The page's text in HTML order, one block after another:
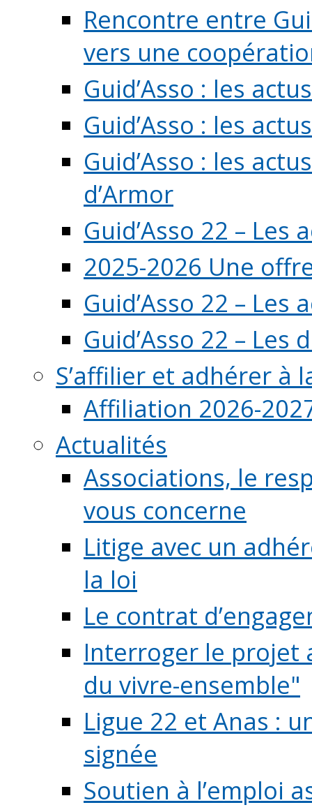
Rencontre entre
vers une
Guid’Asso : les
Guid’Asso : les
Guid’Asso : les
d’Armor
Guid’Asso 22 – Les
2025-2026 Une
Guid’Asso 22 –
Guid’Asso 22 – Les
S’affilier et adhérer à
Affiliation 2026-
Actualités
Associations, le
vous concerne
Litige avec un
la loi
Le contrat
Interroger le projet
du vivre-ensemble"
Ligue 22 et Anas :
signée
Soutien à l’emploi